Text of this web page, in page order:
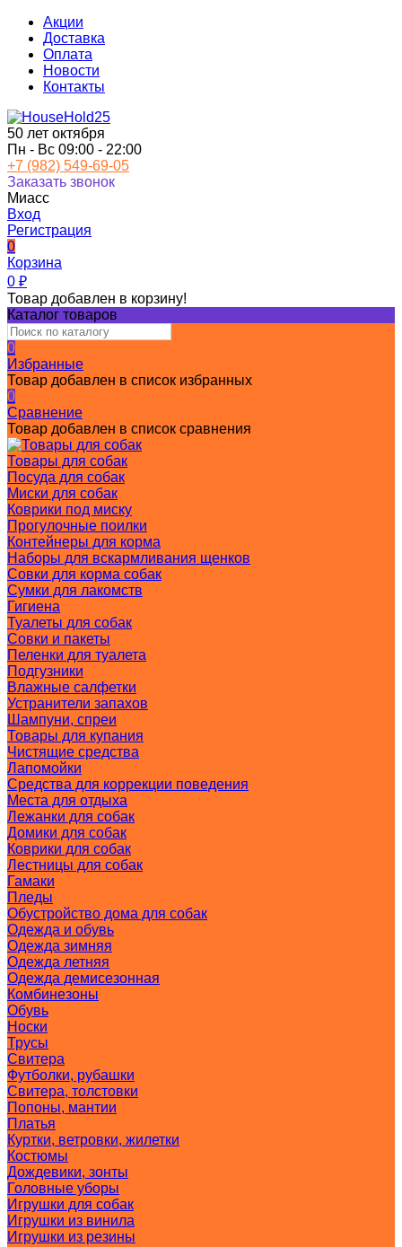
Акции
Доставка
Оплата
Новости
Контакты
50 лет октября
Пн - Вс 09:00 - 22:00
+7 (982) 549-69-05
Заказать звонок
Миасс
Вход
Регистрация
0
Корзина
0 ₽
Товар добавлен в корзину!
Каталог товаров
0
Избранные
Товар добавлен в список избранных
0
Сравнение
Товар добавлен в список сравнения
Товары для собак
Посуда для собак
Миски для собак
Коврики под миску
Прогулочные поилки
Контейнеры для корма
Наборы для вскармливания щенков
Совки для корма собак
Сумки для лакомств
Гигиена
Туалеты для собак
Совки и пакеты
Пеленки для туалета
Подгузники
Влажные салфетки
Устранители запахов
Шампуни, спреи
Товары для купания
Чистящие средства
Лапомойки
Средства для коррекции поведения
Места для отдыха
Лежанки для собак
Домики для собак
Коврики для собак
Лестницы для собак
Гамаки
Пледы
Обустройство дома для собак
Одежда и обувь
Одежда зимняя
Одежда летняя
Одежда демисезонная
Комбинезоны
Обувь
Носки
Трусы
Свитера
Футболки, рубашки
Свитера, толстовки
Попоны, мантии
Платья
Куртки, ветровки, жилетки
Костюмы
Дождевики, зонты
Головные уборы
Игрушки для собак
Игрушки из винила
Игрушки из резины